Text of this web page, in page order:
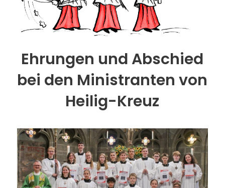
Ehrungen und Abschied
bei den Ministranten von
Heilig-Kreuz